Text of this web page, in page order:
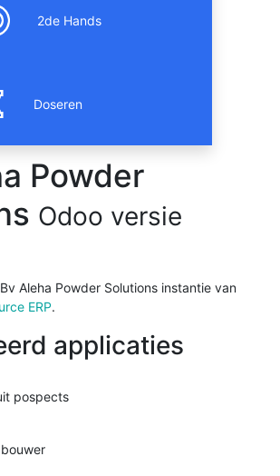
2de Hands
Doseren
Powder
Odoo versie
Aleha Powder Solutions instantie van
ERP.
applicaties
pospects